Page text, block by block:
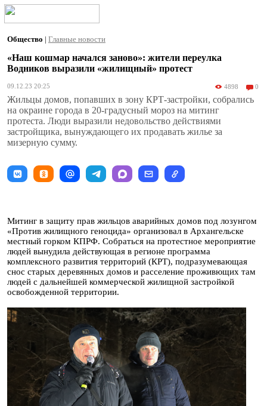
Общество | Главные новости
«Наш кошмар начался заново»: жители переулка
Водников выразили «жилищный» протест
09.12.23 20:25 4898 0
Жильцы домов, попавших в зону КРТ-застройки, собрались
на окраине города в 20-градусный мороз на митинг
протеста. Люди выразили недовольство действиями
застройщика, вынуждающего их продавать жилье за
мизерную сумму.
Митинг в защиту прав жильцов аварийных домов под лозунгом
«Против жилищного геноцида» организовал в Архангельске
местный горком КПРФ. Собраться на протестное мероприятие
людей вынудила действующая в регионе программа
комплексного развития территорий (КРТ), подразумевающая
снос старых деревянных домов и расселение проживющих там
людей с дальнейшей коммерческой жилищной застройкой
освобожденной территории.